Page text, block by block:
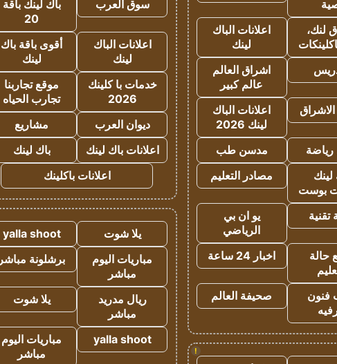
لنك،
اعلانات الباك
لينك
اشراق العالم
عالم كبير
اعلانات الباك
لينك 2026
رياضة
مدسن طب
لينك
بوست
مصادر التعليم
تقنية
يو ان بي
الرياضي
حالة
اخبار 24 ساعة
فنون
صحيفة العالم
!
سوق العرب
باك لينك باقة
20
اعلانات الباك
لينك
أقوى باقة باك
لينك
خدمات با كلينك
2026
موقع تجاربنا
تجارب الحياه
ديوان العرب
مشاريع
اعلانات باك لينك
باك لينك
اعلانات باكلينك
يلا شوت
yalla shoot
مباريات اليوم
مباشر
برشلونة مباشر
ريال مدريد
مباشر
يلا شوت
yalla shoot
مباريات اليوم
مباشر